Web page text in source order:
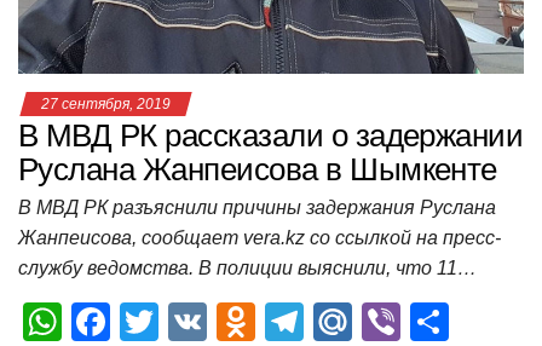
27 сентября, 2019
В МВД РК рассказали о задержании
Руслана Жанпеисова в Шымкенте
В МВД РК разъяснили причины задержания Руслана
Жанпеисова, сообщает vera.kz со ссылкой на пресс-
службу ведомства. В полиции выяснили, что 11…
W
F
T
V
O
T
M
Vi